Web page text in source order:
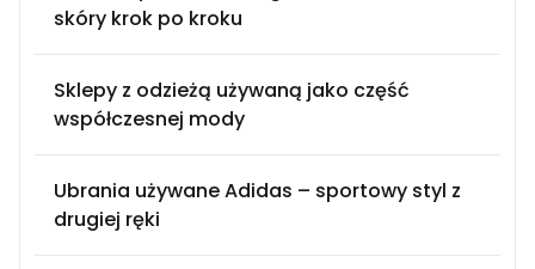
skóry krok po kroku
Sklepy z odzieżą używaną jako część
współczesnej mody
Ubrania używane Adidas – sportowy styl z
drugiej ręki